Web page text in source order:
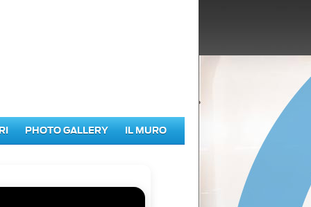
PHOTO GALLERY IL MURO